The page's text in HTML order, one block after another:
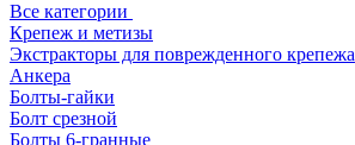
Все категории
Крепеж и метизы
Экстракторы для поврежденного крепежа
Анкера
Болты-гайки
Болт срезной
Болты 6-гранные